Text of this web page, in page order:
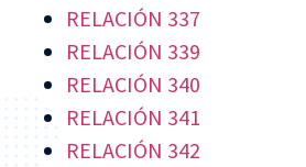
RELACIÓN 337
RELACIÓN 339
RELACIÓN 340
RELACIÓN 341
RELACIÓN 342